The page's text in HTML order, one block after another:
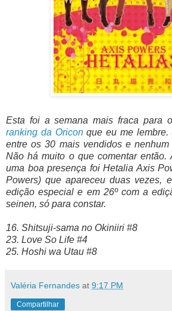
Esta foi a semana mais fraca para
ranking da Oriconque eu me lembre.
entre os 30 mais vendidos e nenhum
Não há muito o que comentar então.
uma boa presença foi Hetalia Axis
Powers) que apareceu duas vezes,
edição especial e em 26º com a
seinen, só para constar.
16. Shitsuji-sama no Okiniiri #8
23. Love So Life #4
25. Hoshi wa Utau #8
Valéria Fernandes at 9:17 PM
Compartilhar